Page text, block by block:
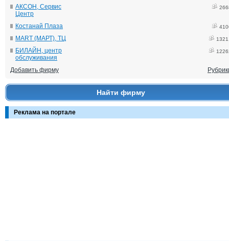
АКСОН, Сервис
Центр
Костанай Плаза
MART (МАРТ), ТЦ
БИЛАЙН, центр
обслуживания
Добавить фирму
Найти фирму
Реклама на портале